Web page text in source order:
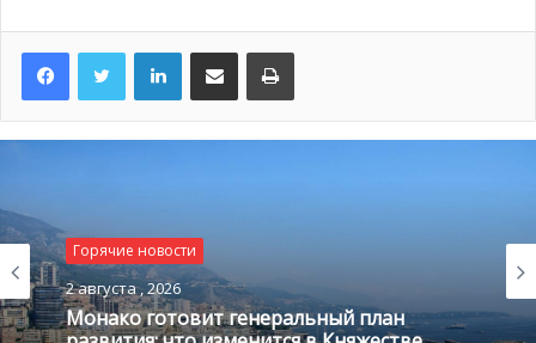
Гран-при Австрии: Шарль Леклер поднимается на
подиум
После перерыва в несколько месяцев из-за карантина,
LinkedInПоделиться по электронной почте Распечатать
Горячие новости
2 августа , 2026
Горячие новости
1 августа , 2026